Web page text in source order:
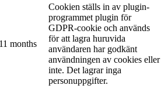
11 months
Cookien ställs in av plugin-
programmet plugin för
GDPR-cookie och används
för att lagra huruvida
användaren har godkänt
användningen av cookies eller
inte. Det lagrar inga
personuppgifter.